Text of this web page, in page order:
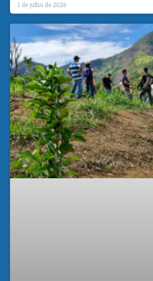
1 de julho de 2026